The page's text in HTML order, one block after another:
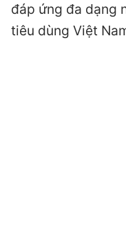
đáp ứng đa dạng
tiêu dùng Việt